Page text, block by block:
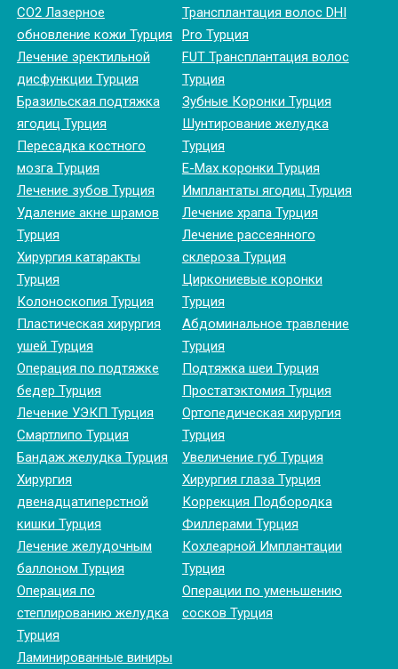
CO2 Лазерное
обновление кожи Турция
Лечение эректильной
дисфункции Турция
Бразильская подтяжка
ягодиц Турция
Пересадка костного
мозга Турция
Лечение зубов Турция
Удаление акне шрамов
Турция
Хирургия катаракты
Турция
Колоноскопия Турция
Пластическая хирургия
ушей Турция
Операция по подтяжке
бедер Турция
Лечение УЭКП Турция
Смартлипо Турция
Бандаж желудка Турция
Хирургия
двенадцатиперстной
кишки Турция
Лечение желудочным
баллоном Турция
Операция по
степлированию желудка
Турция
Ламинированные виниры
Трансплантация волос DHI
Pro Турция
FUT Трансплантация волос
Турция
Зубные Коронки Турция
Шунтирование желудка
Турция
E-Max коронки Турция
Имплантаты ягодиц Турция
Лечение храпа Турция
Лечение рассеянного
склероза Турция
Циркониевые коронки
Турция
Абдоминальное травление
Турция
Подтяжка шеи Турция
Простатэктомия Турция
Ортопедическая хирургия
Турция
Увеличение губ Турция
Хирургия глаза Турция
Коррекция Подбородка
Филлерами Турция
Кохлеарной Имплантации
Турция
Операции по уменьшению
сосков Турция